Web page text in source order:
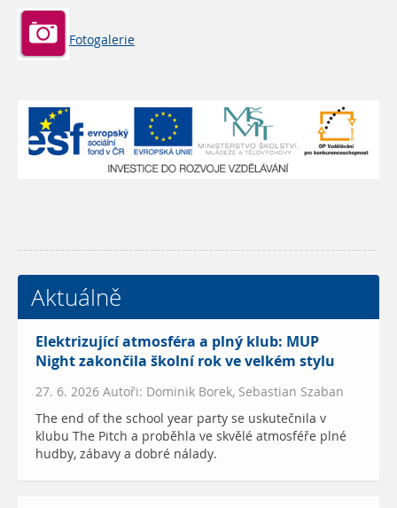
Fotogalerie
Aktuálně
Elektrizující atmosféra a plný klub: MUP
Night zakončila školní rok ve velkém stylu
27. 6. 2026 Autoři: Dominik Borek, Sebastian Szaban
The end of the school year party se uskutečnila v
klubu The Pitch a proběhla ve skvělé atmosféře plné
hudby, zábavy a dobré nálady.